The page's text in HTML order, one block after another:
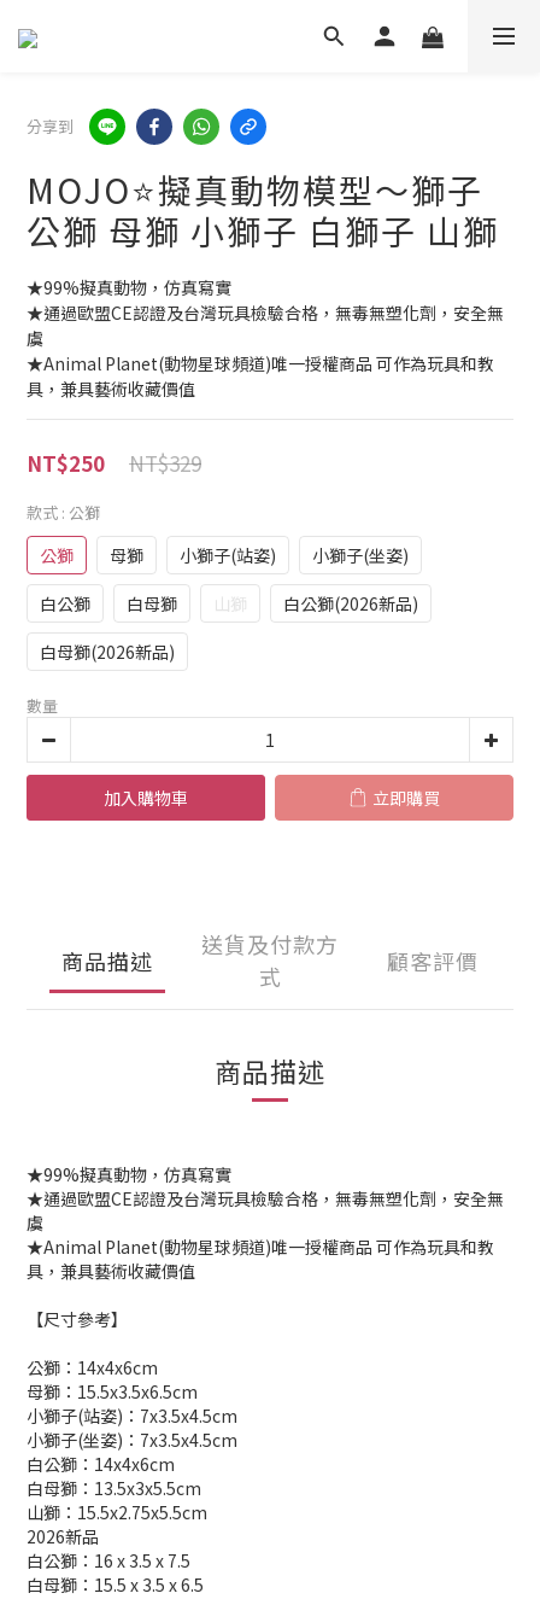
分享到
MOJO⭐擬真動物模型～獅子
公獅 母獅 小獅子 白獅子 山獅
★99%擬真動物，仿真寫實
★通過歐盟CE認證及台灣玩具檢驗合格，無毒無塑化劑，安全無
虞
★Animal Planet(動物星球頻道)唯一授權商品 可作為玩具和教
具，兼具藝術收藏價值
NT$329
NT$250
款式 : 公獅
公獅 母獅 小獅子(站姿)
小獅子(坐姿)
白公獅
白母獅 山獅
白公獅(2026新品)
白母獅(2026新品)
數量
加入購物車 立即購買
商品描述
送貨及付款方
式
顧客評價
商品描述
★99%擬真動物，仿真寫實
★通過歐盟CE認證及台灣玩具檢驗合格，無毒無塑化劑，安全無
虞
★Animal Planet(動物星球頻道)唯一授權商品 可作為玩具和教
具，兼具藝術收藏價值
【尺寸參考】
公獅：14x4x6cm
母獅：15.5x3.5x6.5cm
小獅子(站姿)：7x3.5x4.5cm
小獅子(坐姿)：7x3.5x4.5cm
白公獅：14x4x6cm
白母獅：13.5x3x5.5cm
山獅：15.5x2.75x5.5cm
2026新品
白公獅：16 x 3.5 x 7.5
白母獅：15.5 x 3.5 x 6.5